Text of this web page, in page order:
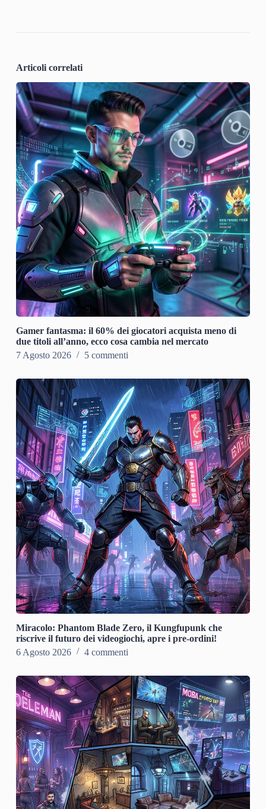
Articoli correlati
Gamer fantasma: il 60% dei giocatori acquista meno di
due titoli all’anno, ecco cosa cambia nel mercato
7 Agosto 2026
5 commenti
Miracolo: Phantom Blade Zero, il Kungfupunk che
riscrive il futuro dei videogiochi, apre i pre-ordini!
6 Agosto 2026
4 commenti